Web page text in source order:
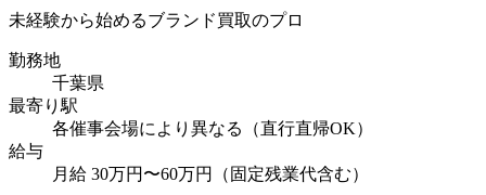
未経験から始めるブランド買取のプロ
勤務地
千葉県
最寄り駅
各催事会場により異なる（直行直帰OK）
給与
月給 30万円〜60万円（固定残業代含む）